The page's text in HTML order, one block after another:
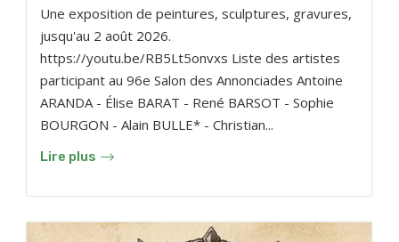
Une exposition de peintures, sculptures, gravures,
jusqu'au 2 août 2026.
https://youtu.be/RB5Lt5onvxs Liste des artistes
participant au 96e Salon des Annonciades Antoine
ARANDA - Élise BARAT - René BARSOT - Sophie
BOURGON - Alain BULLE* - Christian...
Lire plus